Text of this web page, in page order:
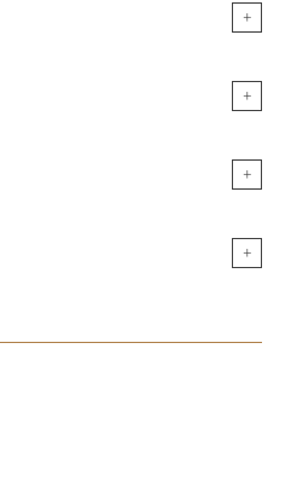
+
+
+
+